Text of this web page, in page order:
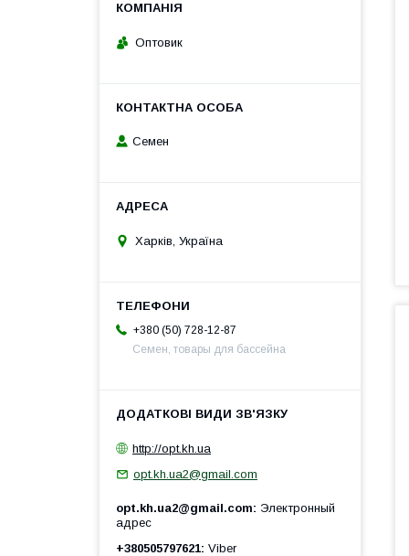
Оптовик
Семен
Харків, Україна
+380 (50) 728-12-87
Семен, товары для бассейна
http://opt.kh.ua
opt.kh.ua2@gmail.com
opt.kh.ua2@gmail.com
Электронный
адрес
+380505797621 Viber